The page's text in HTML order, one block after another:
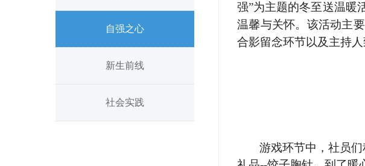
自强之心
新生前线
社会实践
强”为主题的冬至送温暖
温馨与关怀。该活动主
合影留念环节以及主持人
游戏环节中，社员